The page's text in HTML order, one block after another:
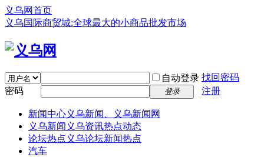
义乌网首页
义乌国际商贸城:全球最大的小商品批发市场
自动登录 找回密码
密码
登录 注册
新闻中心义乌新闻、义乌新闻网
义乌新闻 义乌资讯热点动态
论坛热点 义乌论坛新闻热点
汽车